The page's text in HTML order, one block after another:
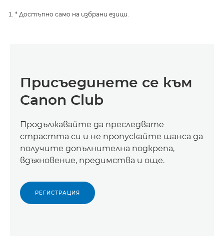
* Достъпно само на избрани езици.
Присъединете се към
Canon Club
Продължавайте да преследвате
страстта си и не пропускайте шанса да
получите допълнителна подкрепа,
вдъхновение, предимства и още.
РЕГИСТРАЦИЯ